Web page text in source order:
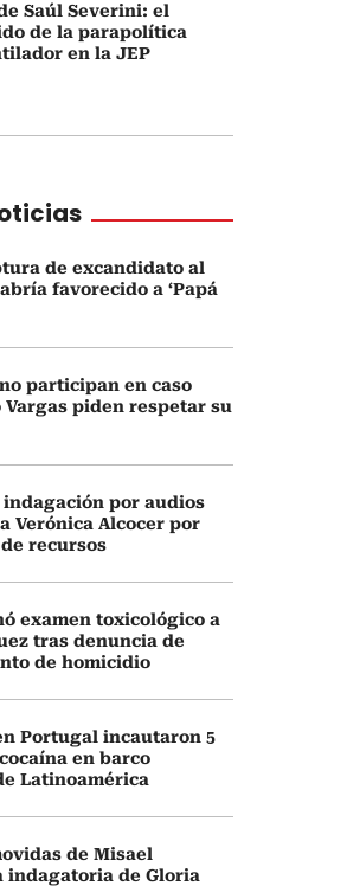
Saúl Severini: el
de la parapolítica
en la JEP
de excandidato al
favorecido a ‘Papá
participan en caso
piden respetar su
por audios
Verónica Alcocer por
recursos
examen toxicológico a
tras denuncia de
de homicidio
Portugal incautaron 5
en barco
Latinoamérica
de Misael
indagatoria de Gloria